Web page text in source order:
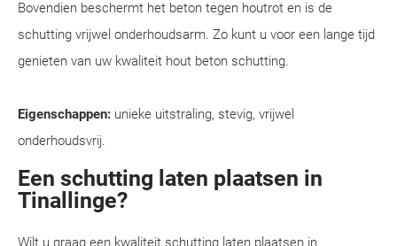
Bovendien beschermt het beton tegen houtrot en is de
schutting vrijwel onderhoudsarm. Zo kunt u voor een lange tijd
genieten van uw kwaliteit hout beton schutting.
Eigenschappen: unieke uitstraling, stevig, vrijwel
onderhoudsvrij.
Een schutting laten plaatsen in
Tinallinge?
Wilt u graag een kwaliteit schutting laten plaatsen in